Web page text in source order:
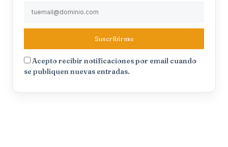
Suscribirme
Acepto recibir notificaciones por email cuando
se publiquen nuevas entradas.